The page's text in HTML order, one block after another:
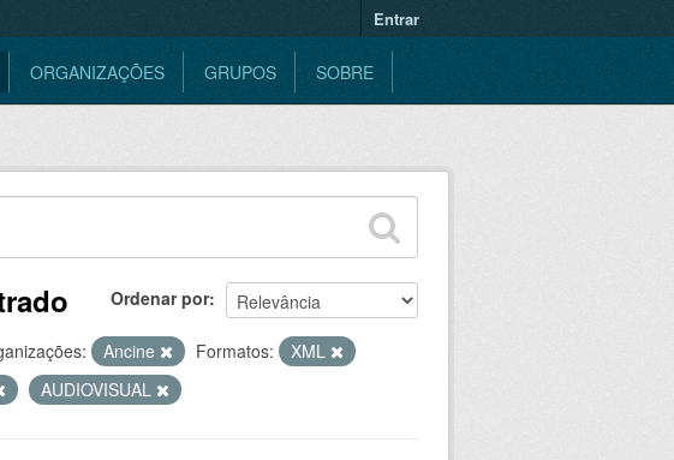
Entrar
ORGANIZAÇÕES GRUPOS SOBRE
Ordenar por
Ancine Formatos:
XML
AUDIOVISUAL